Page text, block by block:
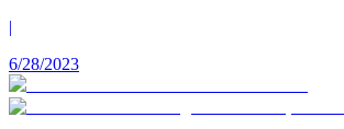
|
6/28/2023